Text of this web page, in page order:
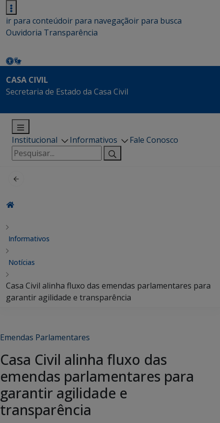
ir para conteúdoir para navegaçãoir para busca
Ouvidoria Transparência
CASA CIVIL
Secretaria de Estado da Casa Civil
Institucional Informativos
Fale Conosco
Pesquisar
por:
Informativos
Notícias
Casa Civil alinha fluxo das emendas parlamentares para
garantir agilidade e transparência
Emendas Parlamentares
Casa Civil alinha fluxo das
emendas parlamentares para
garantir agilidade e
transparência